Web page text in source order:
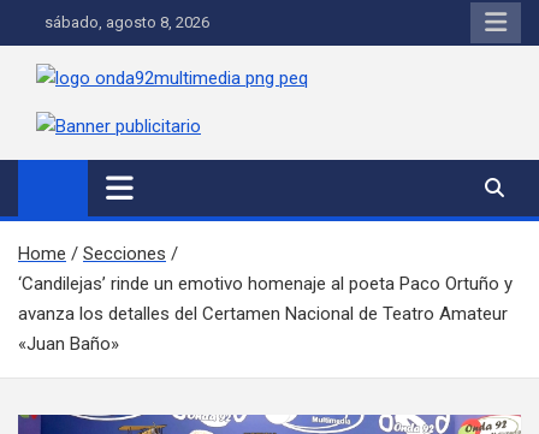
al
contenido
a
Saltar al contenido
sábado, agosto 8, 2026
Onda 92 Multimedia
Más cerca de ti
Home
Secciones
‘Candilejas’ rinde un emotivo homenaje al poeta Paco Ortuño y
avanza los detalles del Certamen Nacional de Teatro Amateur
«Juan Baño»